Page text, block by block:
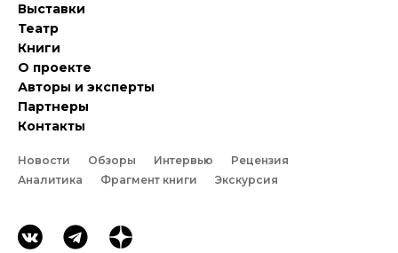
Выставки
Театр
Книги
О проекте
Авторы и эксперты
Партнеры
Контакты
Новости Обзоры Интервью
Рецензия
Аналитика
Фрагмент книги Экскурсия